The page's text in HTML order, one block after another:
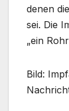
denen
sei. Die
„ein
Bild: